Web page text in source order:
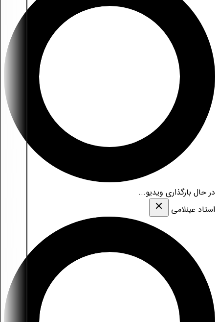
در حال بارگذاری ویدیو...
استاد عینلامی